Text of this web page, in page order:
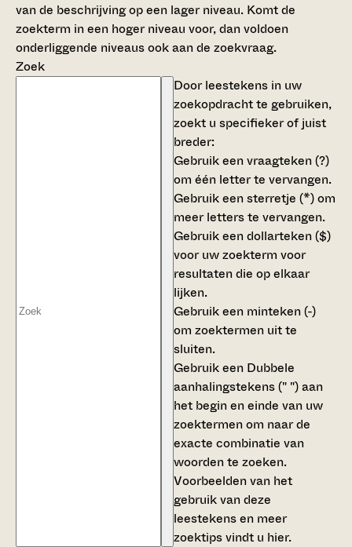
van de beschrijving op een lager niveau. Komt de
zoekterm in een hoger niveau voor, dan voldoen
onderliggende niveaus ook aan de zoekvraag.
Zoek
Door leestekens in uw
zoekopdracht te gebruiken,
zoekt u specifieker of juist
breder:
Gebruik eenvraagteken (?)
om één letter te vervangen.
Gebruik eensterretje (*)om
meer letters te vervangen.
Gebruik eendollarteken ($)
voor uw zoekterm voor
resultaten die op elkaar
lijken.
Gebruik een minteken (-)
om zoektermen uit te
sluiten.
Gebruik een Dubbele
aanhalingstekens (" ")aan
het begin en einde van uw
zoektermen om naar de
exacte combinatie van
woorden te zoeken.
Voorbeelden van het
gebruik van deze
leestekens en meer
zoektips vindt u hier.